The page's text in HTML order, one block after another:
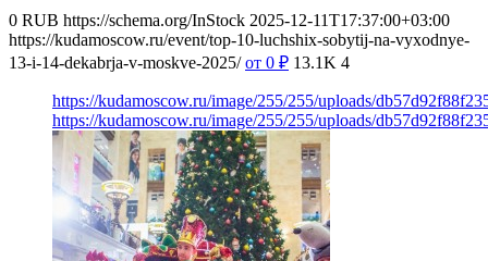
0 RUB https://schema.org/InStock 2025-12-11T17:37:00+03:00
https://kudamoscow.ru/event/top-10-luchshix-sobytij-na-vyxodnye-
13-i-14-dekabrja-v-moskve-2025/ от 0 ₽ 13.1K 4
https://kudamoscow.ru/image/255/255/uploads/
https://kudamoscow.ru/image/255/255/uploads/